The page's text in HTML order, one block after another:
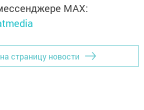
MАХ:
страницу новости